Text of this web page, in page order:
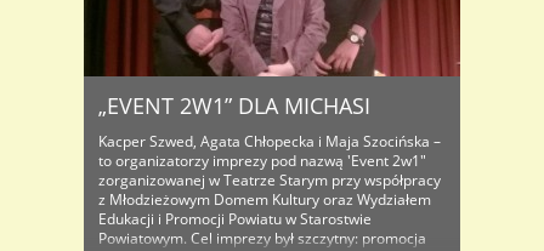
„EVENT 2W1” DLA MICHASI
Kacper Szwed, Agata Chłopecka i Maja Szocińska –
to organizatorzy imprezy pod nazwą 'Event 2w1″
zorganizowanej w Teatrze Starym przy współpracy
z Młodzieżowym Domem Kultury oraz Wydziałem
Edukacji i Promocji Powiatu w Starostwie
Powiatowym. Cel imprezy był szczytny: promocja